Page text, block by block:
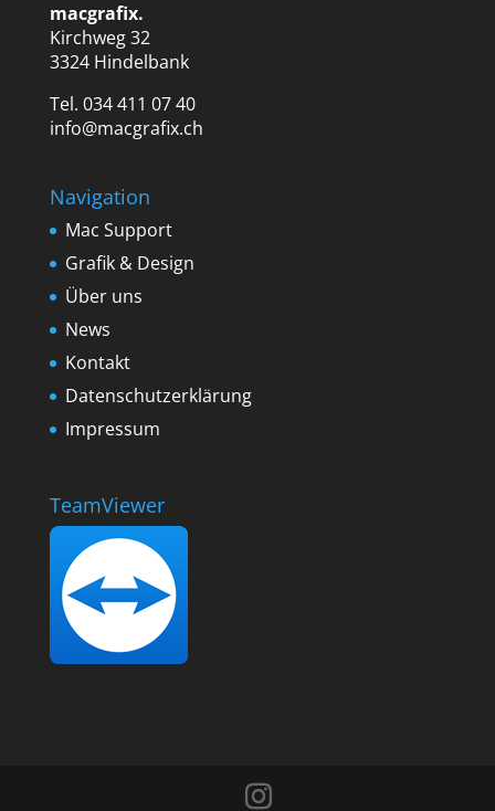
macgrafix.
Kirchweg 32
3324 Hindelbank
Tel. 034 411 07 40
info@macgrafix.ch
Navigation
Mac Support
Grafik & Design
Über uns
News
Kontakt
Datenschutzerklärung
Impressum
TeamViewer